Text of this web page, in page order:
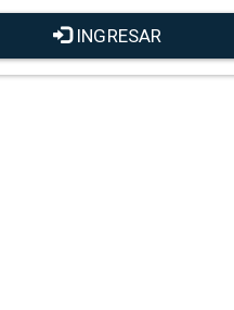
INGRESAR